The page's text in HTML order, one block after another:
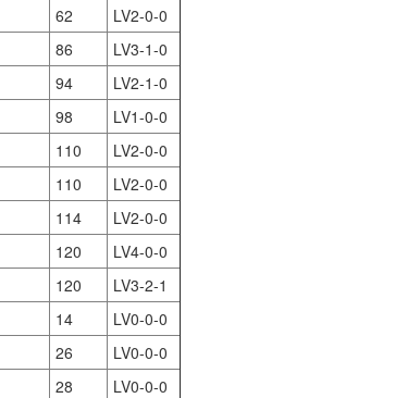
62
LV2-0-0
86
LV3-1-0
94
LV2-1-0
98
LV1-0-0
110
LV2-0-0
110
LV2-0-0
114
LV2-0-0
120
LV4-0-0
120
LV3-2-1
14
LV0-0-0
26
LV0-0-0
28
LV0-0-0